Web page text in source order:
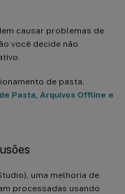
causar problemas de
você decide não
de pasta,
Pasta, Arquivos Offline e
uma melhoria de
processadas usando